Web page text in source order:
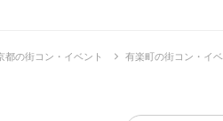
都の街コン・イベント 有楽町の街コン・イベ